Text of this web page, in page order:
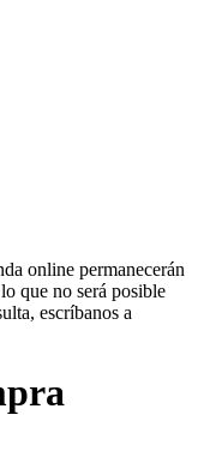
online permanecerán
que no será posible
escríbanos a